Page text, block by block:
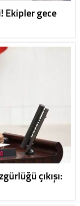
Ekipler gece
çıkışı: